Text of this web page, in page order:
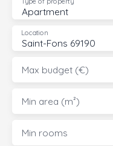
Apartment
Saint-Fons 69190
Location
Max budget (€)
Min area (m²)
Min rooms